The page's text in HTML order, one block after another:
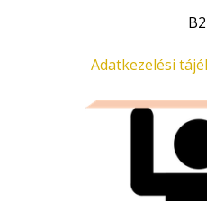
Adatkezelési